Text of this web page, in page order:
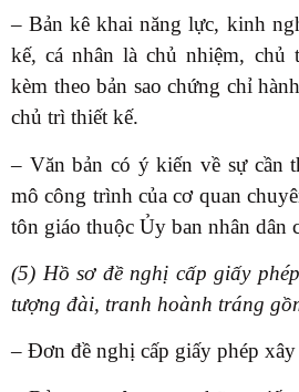
– Bản kê khai năng lực, kinh
kế, cá nhân là chủ nhiệm, chủ
kèm theo bản sao chứng chỉ
chủ trì thiết kế.
– Văn bản có ý kiến về sự cần
mô công trình của cơ quan
tôn giáo thuộc Ủy ban nhân dân
(5) Hồ sơ đề nghị cấp giấy
tượng đài, tranh hoành tráng
– Đơn đề nghị cấp giấy phép